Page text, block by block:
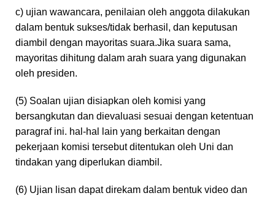
c) ujian wawancara, penilaian oleh anggota dilakukan
dalam bentuk sukses/tidak berhasil, dan keputusan
diambil dengan mayoritas suara.Jika suara sama,
mayoritas dihitung dalam arah suara yang digunakan
oleh presiden.
(5) Soalan ujian disiapkan oleh komisi yang
bersangkutan dan dievaluasi sesuai dengan ketentuan
paragraf ini. hal-hal lain yang berkaitan dengan
pekerjaan komisi tersebut ditentukan oleh Uni dan
tindakan yang diperlukan diambil.
(6) Ujian lisan dapat direkam dalam bentuk video dan